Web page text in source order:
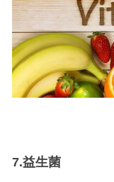
7.益生菌